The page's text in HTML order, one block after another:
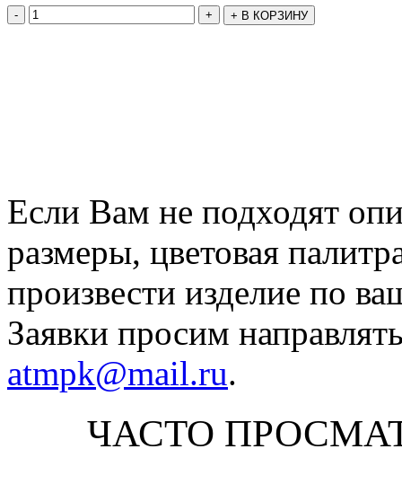
- + + В КОРЗИНУ
Если Вам не подходят
размеры, цветовая
произвести изделие по
Заявки просим
atmpk@mail.ru.
ЧАСТО